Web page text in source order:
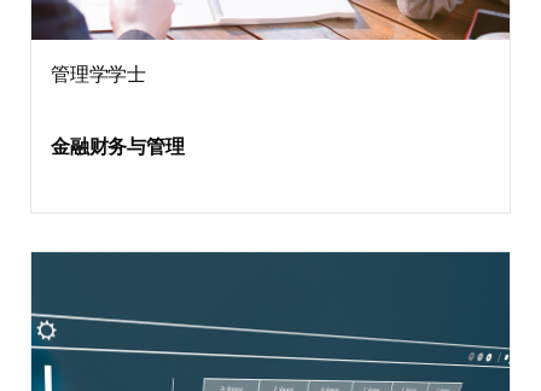
管理学学士
金融财务与管理